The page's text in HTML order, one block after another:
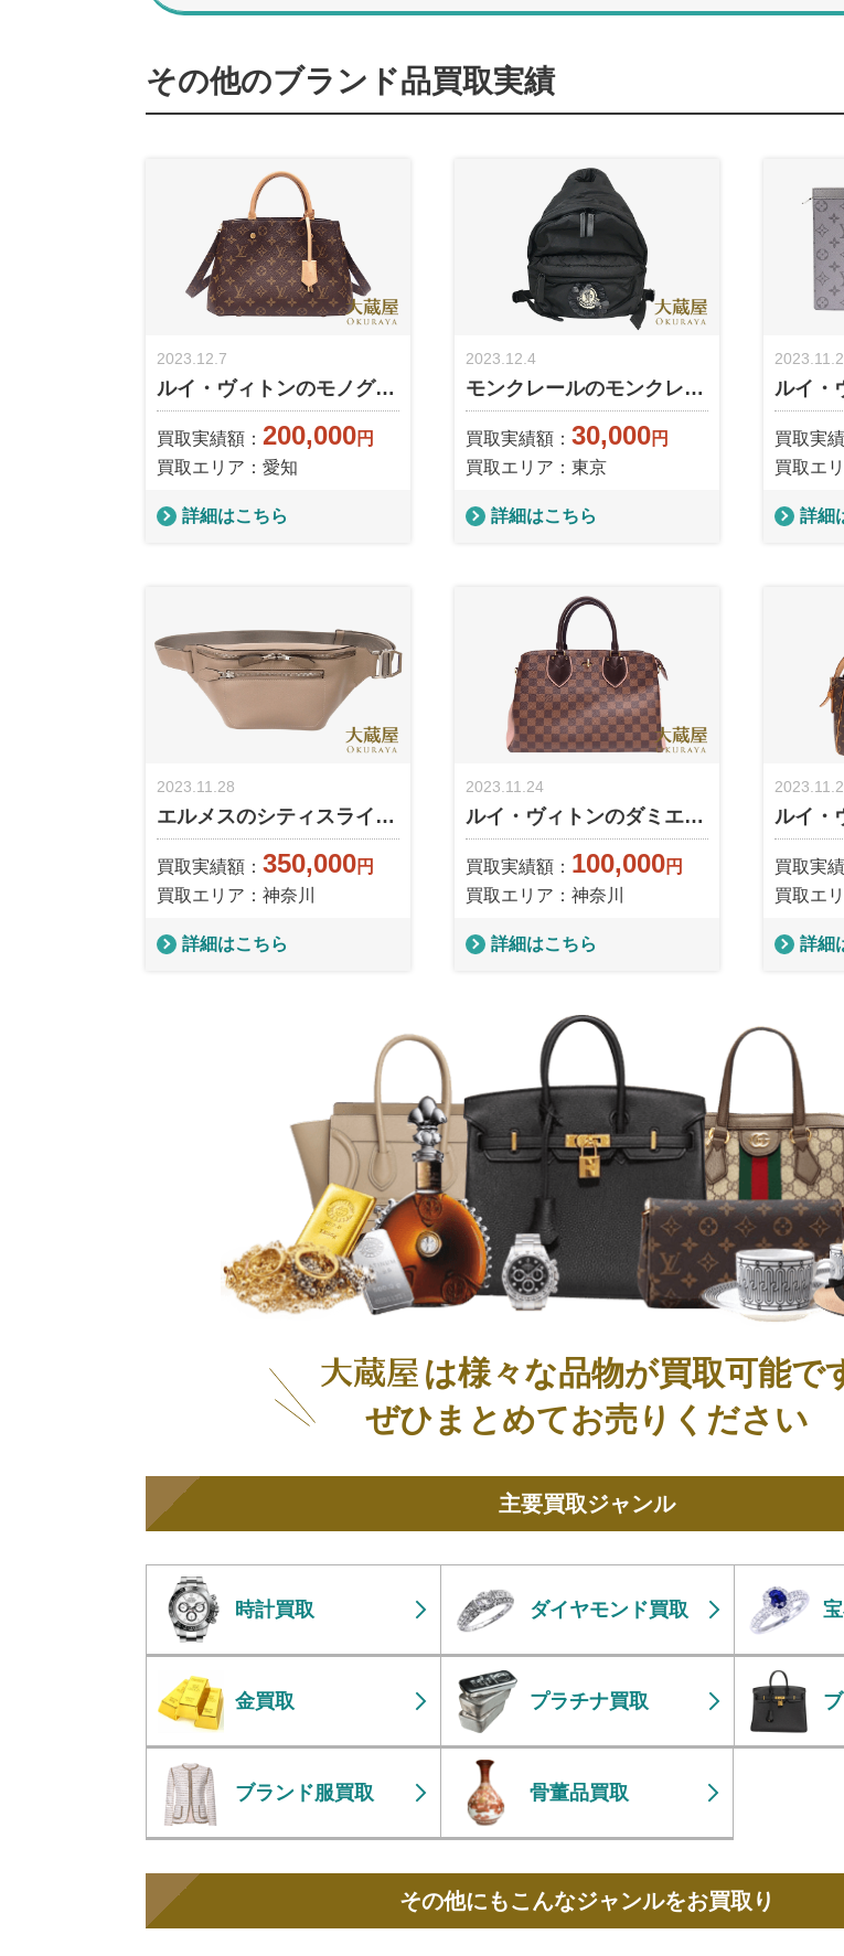
その他のブランド品買取実績
2023.12.7
ルイ・ヴィトンのモノグ…
買取実績額： 200,000円
買取エリア：愛知
詳細はこちら
2023.12.4
モンクレールのモンクレ…
買取実績額： 30,000円
買取エリア：東京
詳細はこちら
ルイ・
買取実績
買取エ
詳細
2023.11.28
エルメスのシティスライ…
買取実績額： 350,000円
買取エリア：神奈川
詳細はこちら
2023.11.24
ルイ・ヴィトンのダミエ…
買取実績額： 100,000円
買取エリア：神奈川
詳細はこちら
ルイ・
買取実績
買取エ
詳細
は様々な品物が買取可能で
ぜひまとめてお売りください
主要買取ジャンル
時計買取 ダイヤモンド買取
金買取 プラチナ買取
ブランド服買取 骨董品買取
その他にもこんなジャンルをお買取り